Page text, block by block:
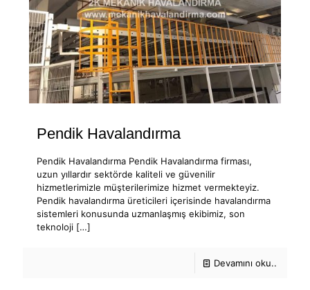
Pendik Havalandırma
Pendik Havalandırma Pendik Havalandırma firması,
uzun yıllardır sektörde kaliteli ve güvenilir
hizmetlerimizle müşterilerimize hizmet vermekteyiz.
Pendik havalandırma üreticileri içerisinde havalandırma
sistemleri konusunda uzmanlaşmış ekibimiz, son
teknoloji […]
Devamını oku..